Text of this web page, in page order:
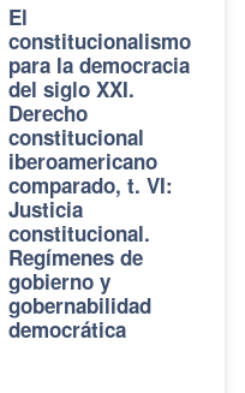
El
constitucionalismo
para la democracia
del siglo XXI.
Derecho
constitucional
iberoamericano
comparado, t. VI:
Justicia
constitucional.
Regímenes de
gobierno y
gobernabilidad
democrática